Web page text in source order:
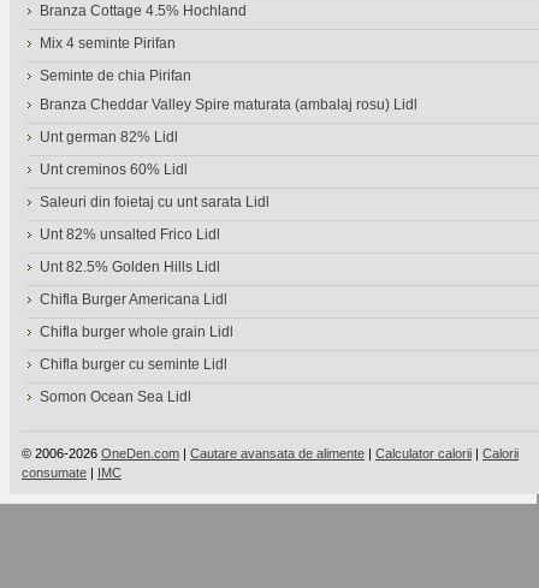
Branza Cottage 4.5% Hochland
Mix 4 seminte Pirifan
Seminte de chia Pirifan
Branza Cheddar Valley Spire maturata (ambalaj rosu) Lidl
Unt german 82% Lidl
Unt creminos 60% Lidl
Saleuri din foietaj cu unt sarata Lidl
Unt 82% unsalted Frico Lidl
Unt 82.5% Golden Hills Lidl
Chifla Burger Americana Lidl
Chifla burger whole grain Lidl
Chifla burger cu seminte Lidl
Somon Ocean Sea Lidl
© 2006-2026 OneDen.com | Cautare avansata de alimente | Calculator calorii | Calorii
consumate | IMC